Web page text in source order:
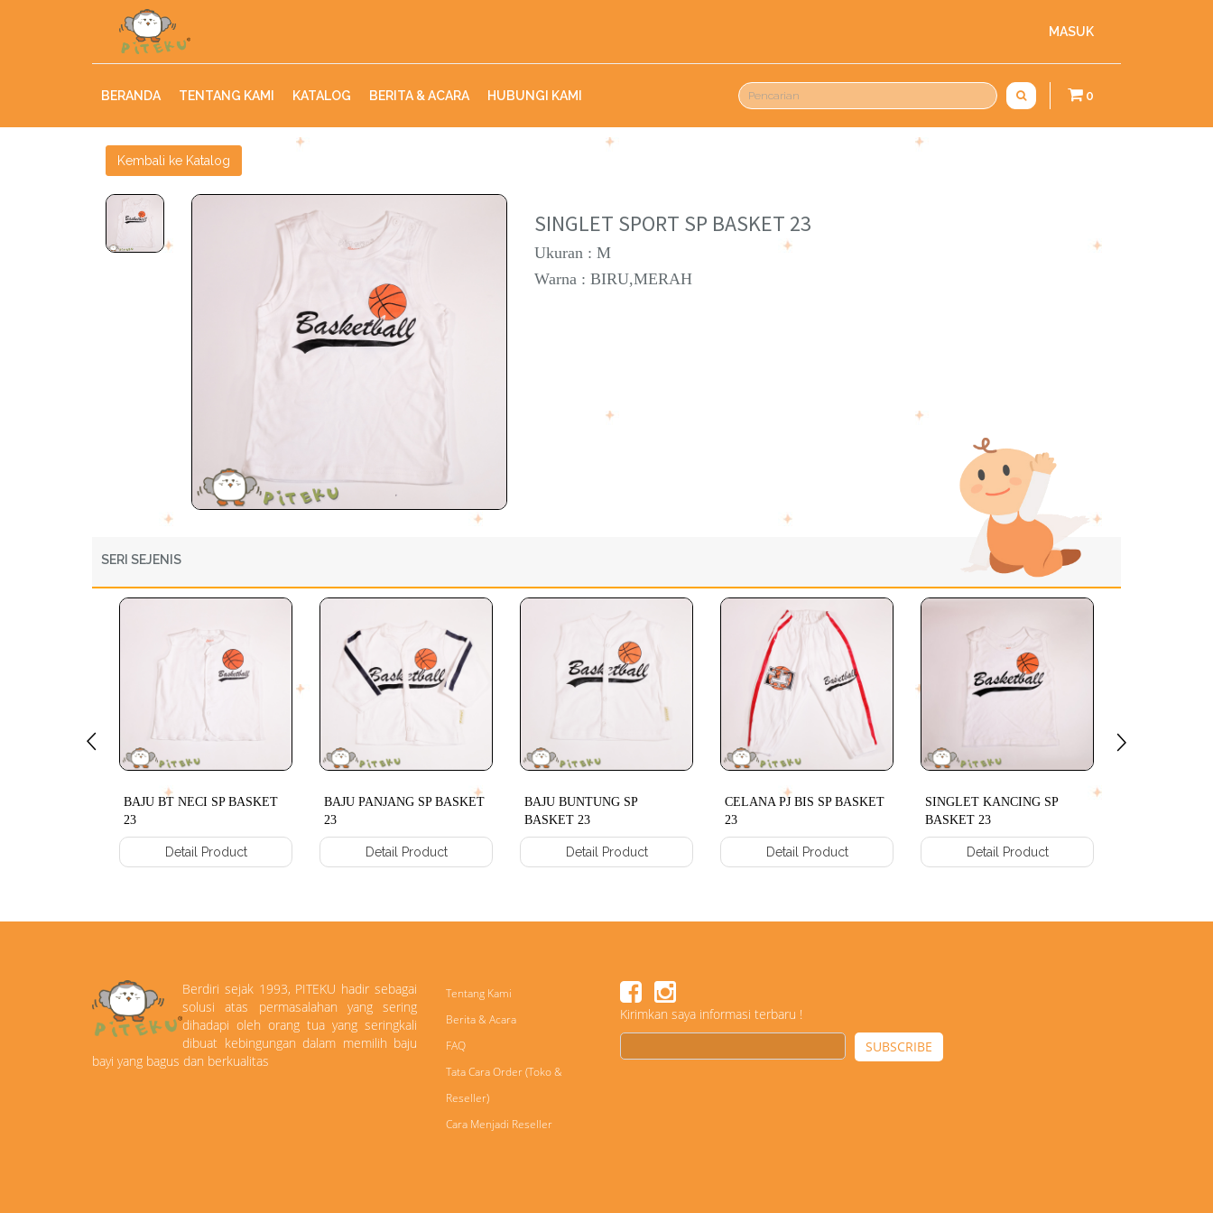
MASUK
0
BERANDA TENTANG KAMI KATALOG BERITA & ACARA HUBUNGI KAMI
Kembali ke Katalog
SINGLET SPORT SP BASKET 23
Ukuran : M
Warna : BIRU,MERAH
SERI SEJENIS
BAJU BT NECI SP BASKET
23
Detail Product
BAJU PANJANG SP BASKET
23
Detail Product
BAJU BUNTUNG SP
BASKET 23
Detail Product
CELANA PJ BIS SP BASKET
23
Detail Product
SINGLET KANCING SP
BASKET 23
Detail Product
Berdiri sejak 1993, PITEKU hadir sebagai
solusi atas permasalahan yang sering
dihadapi oleh orang tua yang seringkali
dibuat kebingungan dalam memilih baju
bayi yang bagus dan berkualitas
Tentang Kami
Berita & Acara
FAQ
Tata Cara Order (Toko &
Reseller)
Cara Menjadi Reseller
Kirimkan saya informasi terbaru !
SUBSCRIBE